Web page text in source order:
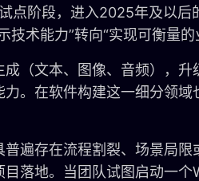
点阶段，进入2025年及以后
术能力”转向“实现可衡量的
（文本、图像、音频），升
力。在软件构建这一细分领域
遍存在流程割裂、场景局限
落地。当团队试图启动一个